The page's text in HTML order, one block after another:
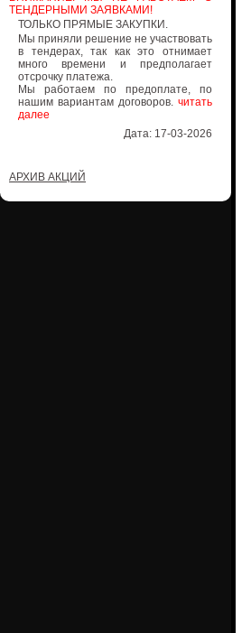
ТЕНДЕРНЫМИ ЗАЯВКАМИ!
ТОЛЬКО ПРЯМЫЕ ЗАКУПКИ.
Мы приняли решение не участвовать
в тендерах, так как это отнимает
много времени и предполагает
отсрочку платежа.
Мы работаем по предоплате, по
нашим вариантам договоров. читать
далее
Дата: 17-03-2026
АРХИВ АКЦИЙ